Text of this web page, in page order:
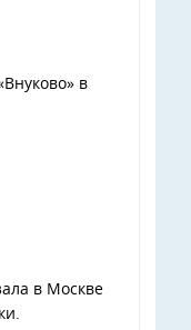
в
в Москве